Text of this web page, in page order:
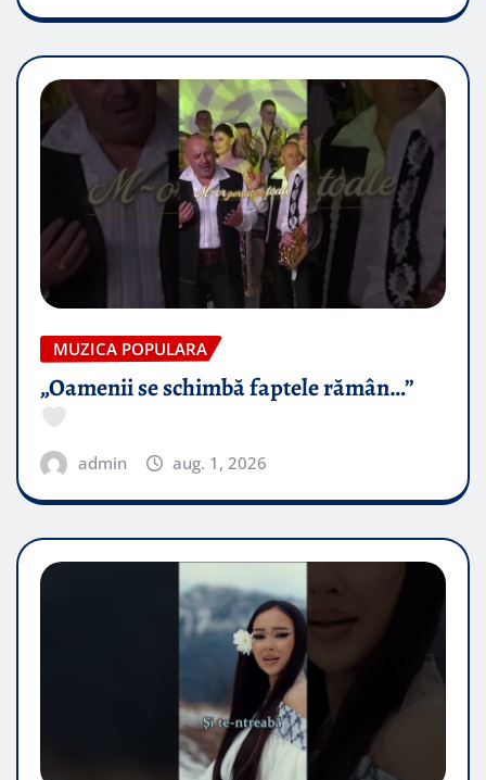
MUZICA POPULARA
„Oamenii se schimbă faptele rămân…”
admin aug. 1, 2026